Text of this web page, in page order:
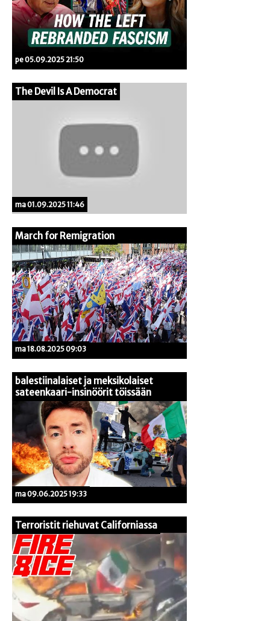
pe 05.09.2025 21:50
The Devil Is A Democrat
ma 01.09.2025 11:46
March for Remigration
ma 18.08.2025 09:03
balestiinalaiset ja meksikolaiset
sateenkaari-insinöörit töissään
ma 09.06.2025 19:33
Terroristit riehuvat Californiassa